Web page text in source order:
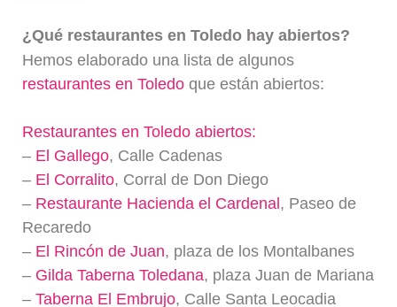
¿Qué restaurantes en Toledo hay abiertos?
Hemos elaborado una lista de algunos
restaurantes en Toledo que están abiertos:
Restaurantes en Toledo abiertos:
– El Gallego, Calle Cadenas
– El Corralito, Corral de Don Diego
– Restaurante Hacienda el Cardenal , Paseo de
Recaredo
– El Rincón de Juan, plaza de los Montalbanes
– Gilda Taberna Toledana, plaza Juan de Mariana
–Taberna El Embrujo, Calle Santa Leocadia